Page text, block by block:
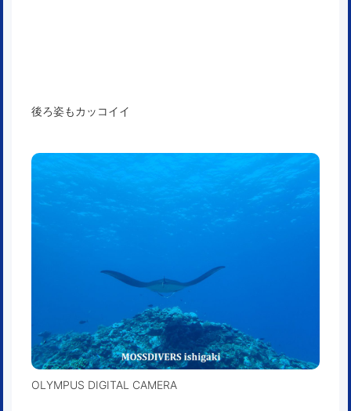
後ろ姿もカッコイイ
OLYMPUS DIGITAL CAMERA